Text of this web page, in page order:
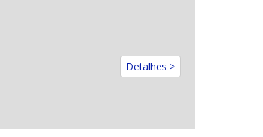
Detalhes >